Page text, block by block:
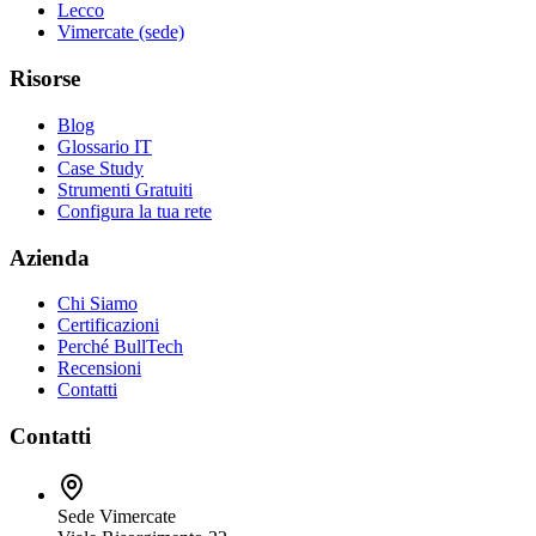
Lecco
Vimercate (sede)
Risorse
Blog
Glossario IT
Case Study
Strumenti Gratuiti
Configura la tua rete
Azienda
Chi Siamo
Certificazioni
Perché BullTech
Recensioni
Contatti
Contatti
Sede Vimercate